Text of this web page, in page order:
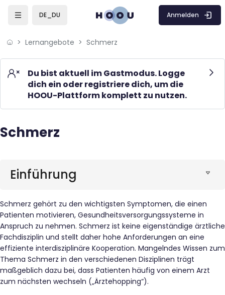
Skip to sidebar navigation menu
Skip to mobile navigation menu
DE_DU Anmelden
Lernangebote Schmerz
Du bist aktuell im Gastmodus. Logge
dich ein oder registriere dich, um die
HOOU-Plattform komplett zu nutzen.
Blöcke
Schmerz
Blöcke
Einführung
Schmerz gehört zu den wichtigsten Symptomen, die einen
Patienten motivieren, Gesundheitsversorgungssysteme in
Anspruch zu nehmen. Schmerz ist keine eigenständige ärztliche
Fachdisziplin und stellt daher hohe Anforderungen an eine
effiziente interdisziplinäre Kooperation. Mangelndes Wissen zum
Thema Schmerz in den verschiedenen Disziplinen trägt
maßgeblich dazu bei, dass Patienten häufig von einem Arzt
zum nächsten wechseln („Ärztehopping“).